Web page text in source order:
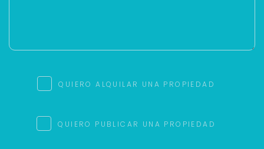
QUIERO ALQUILAR UNA PROPIEDAD
QUIERO PUBLICAR UNA PROPIEDAD